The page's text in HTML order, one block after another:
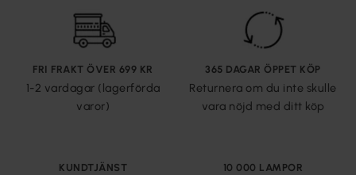
FRI FRAKT ÖVER 699 KR
1-2 vardagar (lagerförda
varor)
365 DAGAR ÖPPET KÖP
Returnera om du inte skulle
vara nöjd med ditt köp
KUNDTJÄNST 10 000 LAMPOR